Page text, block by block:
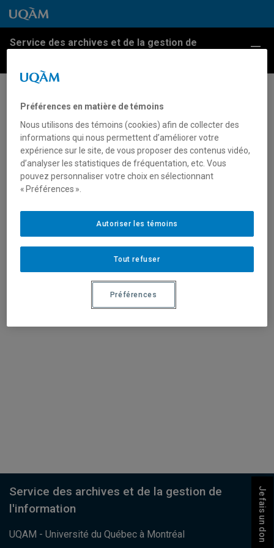
Passer au contenu
Accéder au menu principal
Accéder à la recherche
Passer au contenu
Accéder au menu principal
Service des archives et de la gestion de
Inauguration du pavillon J.-A.-
DeSève
Sculpture de l’artiste Pierre Granche, terminée de
manière posthume par Gisèle Saint-Hilaire,
présentée dans la cour arrière du pavillon J.-A.-
Fonds du Service des communications, 45U, boîte 21491
(00135).
Je fais un don
UQAM - Université du Québec à Montréal
Service des archives et de la gestion de
l'information
Préférences en matière de témoins
Nous utilisons des témoins (cookies) afin de collecter des
informations qui nous permettent d’améliorer votre
expérience sur le site, de vous proposer des contenus vidéo,
d’analyser les statistiques de fréquentation, etc. Vous
pouvez personnaliser votre choix en sélectionnant
« Préférences ».
Tout refuser
Autoriser les témoins
Préférences